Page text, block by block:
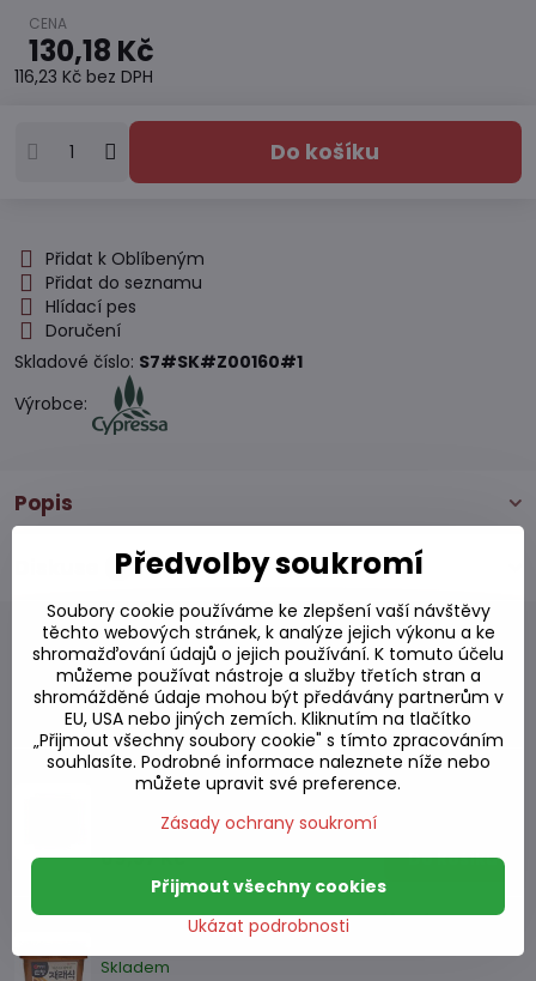
130,18 Kč
116,23 Kč bez DPH
Do košíku
Přidat k Oblíbeným
Přidat do seznamu
Hlídací pes
Doručení
Skladové číslo: S7#SK#Z00160#1
Výrobce:
Popis
0
Alternativní produkty
Japonská miso pasta light 300g
Skladem
69,57 Kč Do košíku
Haechandle fermentovaná sójová pasta
Skladem
Předvolby soukromí
Soubory cookie používáme ke zlepšení vaší návštěvy
těchto webových stránek, k analýze jejich výkonu a ke
shromažďování údajů o jejich používání. K tomuto účelu
můžeme používat nástroje a služby třetích stran a
shromážděné údaje mohou být předávány partnerům v
EU, USA nebo jiných zemích. Kliknutím na tlačítko
„Přijmout všechny soubory cookie" s tímto zpracováním
souhlasíte. Podrobné informace naleznete níže nebo
můžete upravit své preference.
Zásady ochrany soukromí
Ukázat podrobnosti
Přijmout všechny cookies